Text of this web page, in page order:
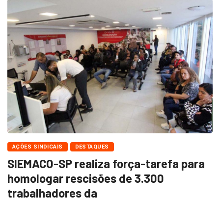
AÇÕES SINDICAIS DESTAQUES
SIEMACO-SP realiza força-tarefa para
homologar rescisões de 3.300
trabalhadores da